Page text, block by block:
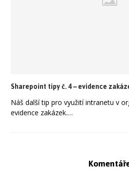
Sharepoint tipy č. 4 – evidence
Náš další tip pro využití intranetu v
evidence zakázek.…